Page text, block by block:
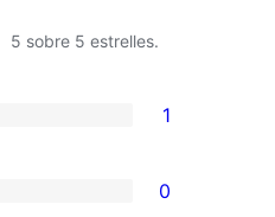
5 sobre 5 estrelles.
1
0